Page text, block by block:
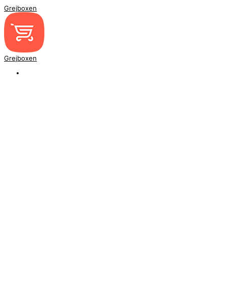
Grejboxen
Grejboxen